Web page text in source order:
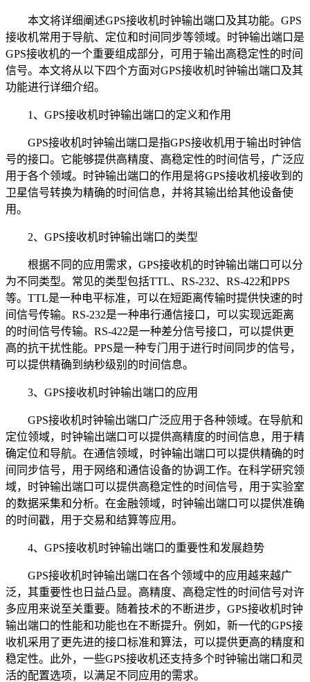
本文将详细阐述GPS接收机时钟输出端口及其功能。GPS
接收机常用于导航、定位和时间同步等领域。时钟输出端口是
GPS接收机的一个重要组成部分，可用于输出高稳定性的时间
信号。本文将从以下四个方面对GPS接收机时钟输出端口及其
功能进行详细介绍。
1、GPS接收机时钟输出端口的定义和作用
GPS接收机时钟输出端口是指GPS接收机用于输出时钟信
号的接口。它能够提供高精度、高稳定性的时间信号，广泛应
用于各个领域。时钟输出端口的作用是将GPS接收机接收到的
卫星信号转换为精确的时间信息，并将其输出给其他设备使
用。
2、GPS接收机时钟输出端口的类型
根据不同的应用需求，GPS接收机的时钟输出端口可以分
为不同类型。常见的类型包括TTL、RS-232、RS-422和PPS
等。TTL是一种电平标准，可以在短距离传输时提供快速的时
间信号传输。RS-232是一种串行通信接口，可以实现远距离
的时间信号传输。RS-422是一种差分信号接口，可以提供更
高的抗干扰性能。PPS是一种专门用于进行时间同步的信号，
可以提供精确到纳秒级别的时间信息。
3、GPS接收机时钟输出端口的应用
GPS接收机时钟输出端口广泛应用于各种领域。在导航和
定位领域，时钟输出端口可以提供高精度的时间信息，用于精
确定位和导航。在通信领域，时钟输出端口可以提供精确的时
间同步信号，用于网络和通信设备的协调工作。在科学研究领
域，时钟输出端口可以提供高稳定性的时间信号，用于实验室
的数据采集和分析。在金融领域，时钟输出端口可以提供准确
的时间戳，用于交易和结算等应用。
4、GPS接收机时钟输出端口的重要性和发展趋势
GPS接收机时钟输出端口在各个领域中的应用越来越广
泛，其重要性也日益凸显。高精度、高稳定性的时间信号对许
多应用来说至关重要。随着技术的不断进步，GPS接收机时钟
输出端口的性能和功能也在不断提升。例如，新一代的GPS接
收机采用了更先进的接口标准和算法，可以提供更高的精度和
稳定性。此外，一些GPS接收机还支持多个时钟输出端口和灵
活的配置选项，以满足不同应用的需求。